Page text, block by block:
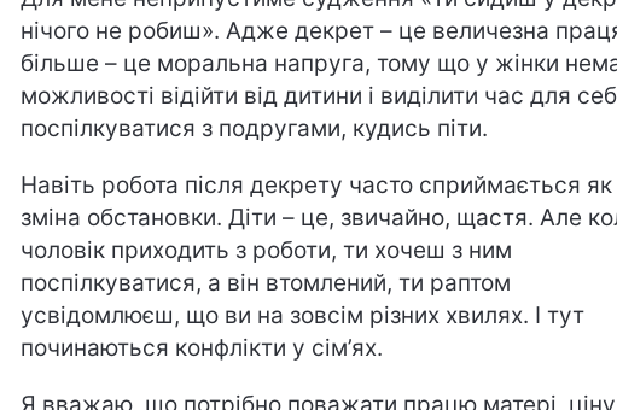
нічого не робиш». Адже декрет – це величезна
більше – це моральна напруга, тому що у жінки
можливості відійти від дитини і виділити час для
поспілкуватися з подругами, кудись піти.
Навіть робота після декрету часто сприймається як
зміна обстановки. Діти – це, звичайно, щастя. Але
чоловік приходить з роботи, ти хочеш з ним
поспілкуватися, а він втомлений, ти раптом
усвідомлюєш, що ви на зовсім різних хвилях. І тут
починаються конфлікти у сім’ях.